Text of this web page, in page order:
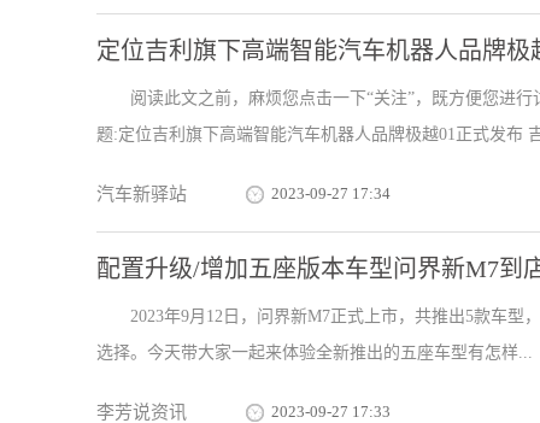
定位吉利旗下高端智能汽车机器人品牌极
阅读此文之前，麻烦您点击一下“关注”，既方便您进
题:定位吉利旗下高端智能汽车机器人品牌极越01正式发布
汽车新驿站 2023-09-27 17:34
配置升级/增加五座版本车型问界新M7到
2023年9月12日，问界新M7正式上市，共推出5款车型
选择。今天带大家一起来体验全新推出的五座车型有怎样...
李芳说资讯 2023-09-27 17:33